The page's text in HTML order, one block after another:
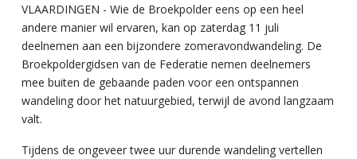
VLAARDINGEN - Wie de Broekpolder eens op een heel
andere manier wil ervaren, kan op zaterdag 11 juli
deelnemen aan een bijzondere zomeravondwandeling. De
Broekpoldergidsen van de Federatie nemen deelnemers
mee buiten de gebaande paden voor een ontspannen
wandeling door het natuurgebied, terwijl de avond langzaam
valt.
Tijdens de ongeveer twee uur durende wandeling vertellen